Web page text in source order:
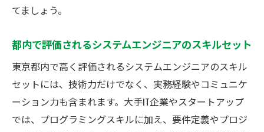
てましょう。
都内で評価されるシステムエンジニアのスキルセット
東京都内で高く評価されるシステムエンジニアのスキル
セットには、技術力だけでなく、実務経験やコミュニケ
ーション力も含まれます。大手IT企業やスタートアップ
では、プログラミングスキルに加え、要件定義やプロジ